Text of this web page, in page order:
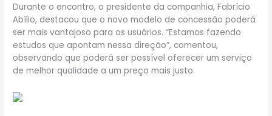
Durante o encontro, o presidente da companhia, Fabrício
Abílio, destacou que o novo modelo de concessão poderá
ser mais vantajoso para os usuários. “Estamos fazendo
estudos que apontam nessa direção”, comentou,
observando que poderá ser possível oferecer um serviço
de melhor qualidade a um preço mais justo.